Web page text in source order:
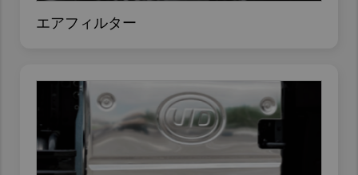
エアフィルター